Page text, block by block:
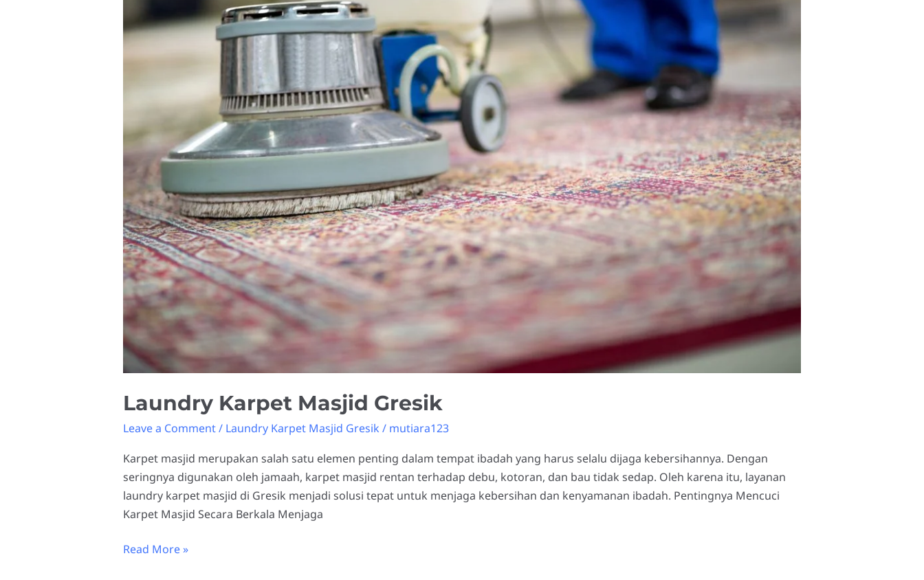
Laundry Karpet Masjid Gresik
Leave a Comment/ Laundry Karpet Masjid Gresik / mutiara123
Karpet masjid merupakan salah satu elemen penting dalam tempat ibadah yang harus selalu dijaga kebersihannya. Dengan
seringnya digunakan oleh jamaah, karpet masjid rentan terhadap debu, kotoran, dan bau tidak sedap. Oleh karena itu, layanan
laundry karpet masjid di Gresik menjadi solusi tepat untuk menjaga kebersihan dan kenyamanan ibadah. Pentingnya Mencuci
Karpet Masjid Secara Berkala Menjaga
Read More »